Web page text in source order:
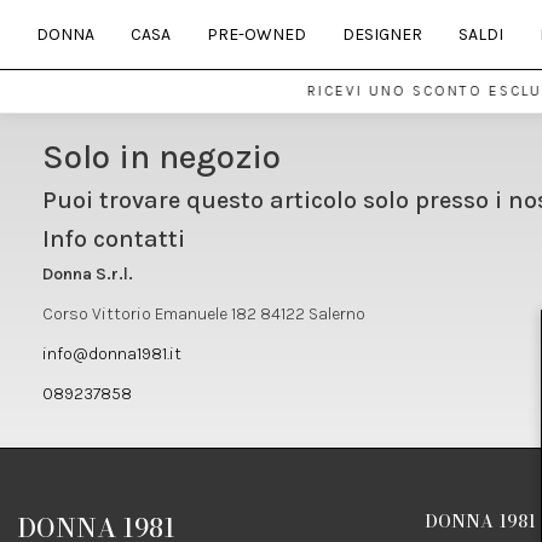
DONNA CASA PRE-OWNED DESIGNER SALDI
RICEVI UNO SCONTO
Solo in negozio
Puoi trovare questo articolo solo presso i
Info contatti
Donna S.r.l.
Corso Vittorio Emanuele 182 84122 Salerno
info@donna1981.it
089237858
DONNA 1981 DONNA 1981